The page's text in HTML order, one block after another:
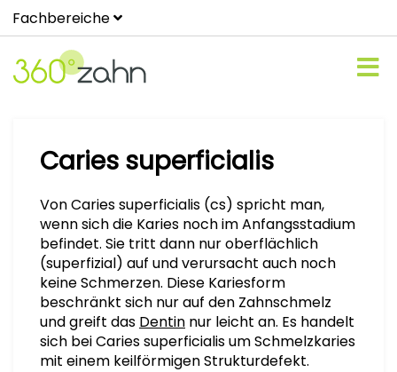
Fachbereiche
Caries superficialis
Von Caries superficialis (cs) spricht man,
wenn sich die Karies noch im Anfangsstadium
befindet. Sie tritt dann nur oberflächlich
(superfizial) auf und verursacht auch noch
keine Schmerzen. Diese Kariesform
beschränkt sich nur auf den Zahnschmelz
und greift das Dentin nur leicht an. Es handelt
sich bei Caries superficialis um Schmelzkaries
mit einem keilförmigen Strukturdefekt.